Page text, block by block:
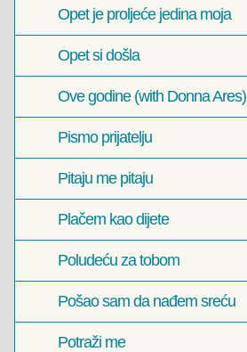
Opet je proljeće jedina moja
Opet si došla
Ove godine (with Donna Ares)
Pismo prijatelju
Pitaju me pitaju
Plačem kao dijete
Poludeću za tobom
Pošao sam da nađem sreću
Potraži me